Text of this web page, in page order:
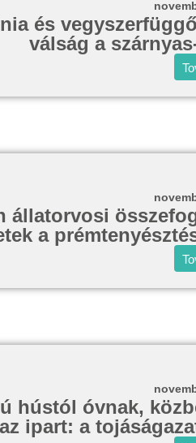
és
válság a
állatorvosi
a
hústól óvnak,
ipart: a